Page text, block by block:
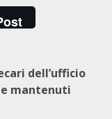
dell’ufficio
mantenuti